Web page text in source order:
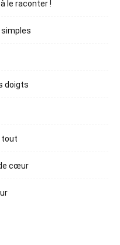
le raconter !
simples
doigts
tout
cœur